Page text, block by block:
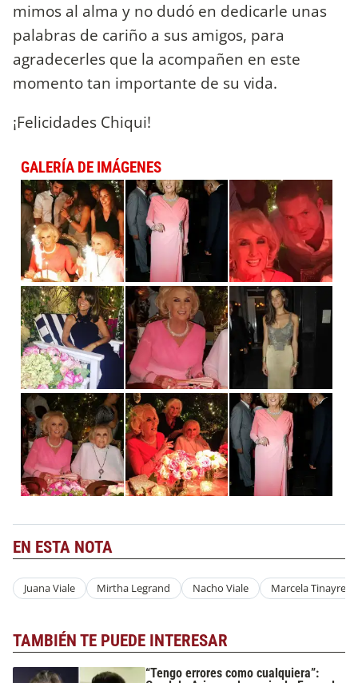
mimos al alma y no dudó en dedicarle unas
palabras de cariño a sus amigos, para
agradecerles que la acompañen en este
momento tan importante de su vida.
¡Felicidades Chiqui!
GALERÍA DE IMÁGENES
EN ESTA NOTA
Juana Viale Mirtha Legrand Nacho Viale Marcela Tinayre
TAMBIÉN TE PUEDE INTERESAR
“Tengo errores como cualquiera”: